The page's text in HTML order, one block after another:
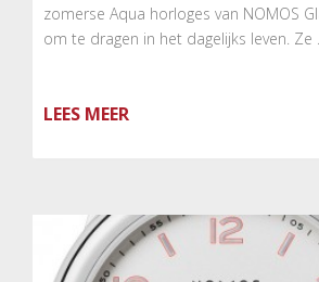
zomerse Aqua horloges van NOMOS
om te dragen in het dagelijks leven. Ze …
LEES MEER